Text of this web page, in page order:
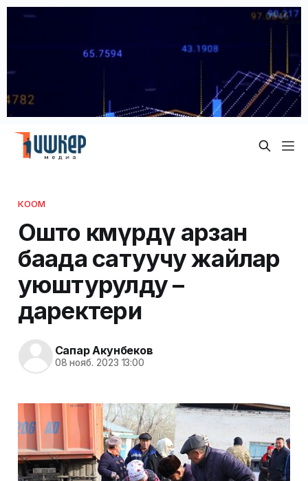
КООМ
Ошто көмүрдү арзан
баада сатуучу жайлар
уюштурулду –
даректери
Сапар Акунбеков
08 нояб. 2023 13:00